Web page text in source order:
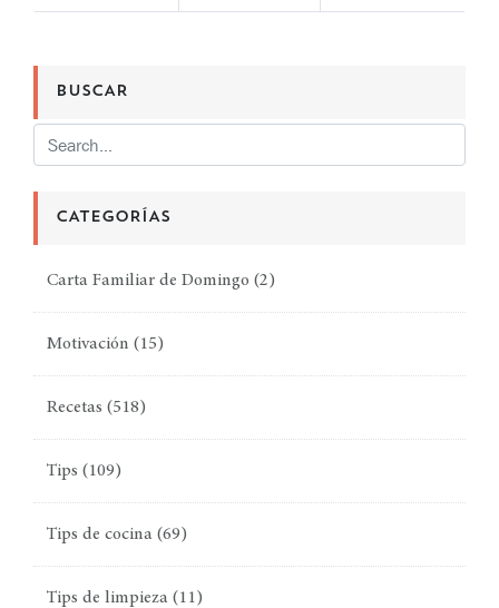
BUSCAR
CATEGORÍAS
Carta Familiar de Domingo (2)
Motivación (15)
Recetas (518)
Tips (109)
Tips de cocina (69)
Tips de limpieza (11)